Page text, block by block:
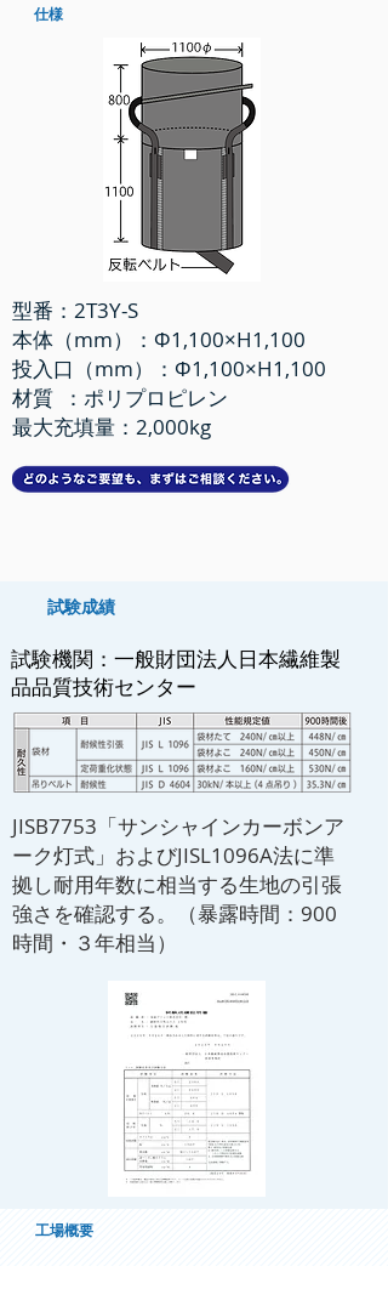
仕様
型番：2T3Y-S
本体（mm）：Φ1,100×H1,100
投入口（mm）：Φ1,100×H1,100
材質 ：ポリプロピレン
最大充填量：2,000kg
試験成績
試験機関：一般財団法人日本繊維製
品品質技術センター
JISB7753「サンシャインカーボンア
ーク灯式」およびJISL1096A法に準
拠し耐用年数に相当する生地の引張
強さを確認する。（暴露時間：900
時間・３年相当）
​工場概要